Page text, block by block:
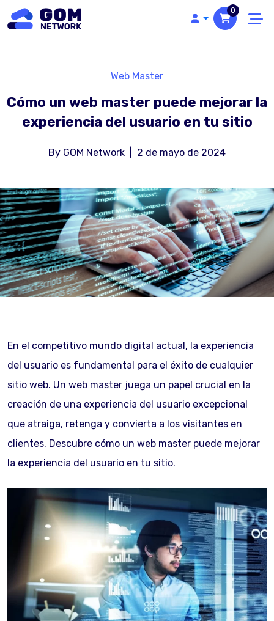
0
Cómo un web master puede mejorar la
experiencia del usuario en tu sitio
Web Master
By GOM Network 2 de mayo de 2024
En el competitivo mundo digital actual, la experiencia
del usuario es fundamental para el éxito de cualquier
sitio web. Un web master juega un papel crucial en la
creación de una experiencia del usuario excepcional
que atraiga, retenga y convierta a los visitantes en
clientes. Descubre cómo un web master puede mejorar
la experiencia del usuario en tu sitio.